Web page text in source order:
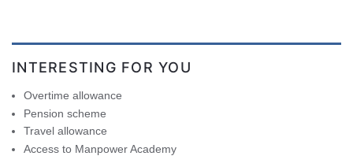
INTERESTING FOR YOU
Overtime allowance
Pension scheme
Travel allowance
Access to Manpower Academy